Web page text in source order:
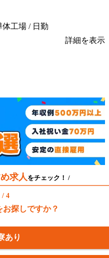
工場 / 日勤
詳細を表示
求人をチェック！ /
/ 4
探しですか？
あり